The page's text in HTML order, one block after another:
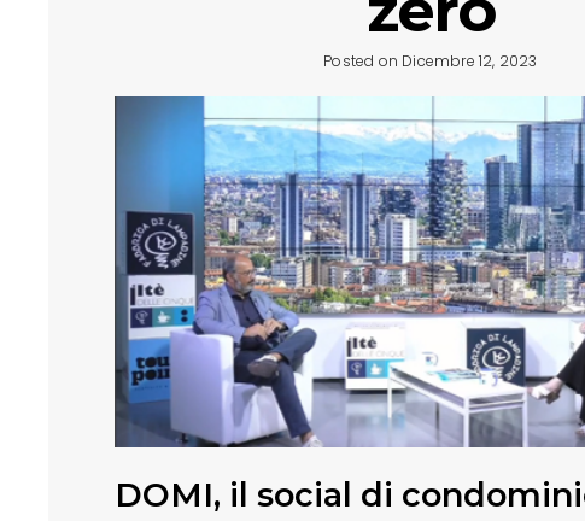
Posted on Dicembre 12, 2023
DOMI, il social di